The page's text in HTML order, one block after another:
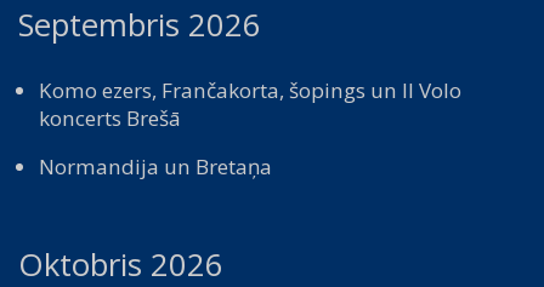
Septembris 2026
Komo ezers, Frančakorta, šopings un Il Volo
koncerts Brešā
Normandija un Bretaņa
Oktobris 2026